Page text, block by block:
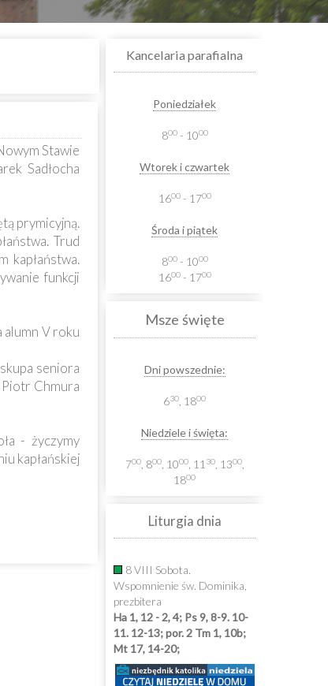
Stawie
Sadłocha
prymicyjną.
Trud
kapłaństwa.
funkcji
alumn V roku
seniora
Piotr Chmura
- życzymy
kapłańskiej
Kancelaria parafialna
Poniedziałek
800- 1000
Wtorek i czwartek
1600- 1700
Środa i piątek
800- 1000
1600- 1700
Msze święte
Dni powszednie:
630 , 1800
Niedziele i święta:
700, 800, 1000, 11 30, 1300,
1800
Liturgia dnia
8 VIII Sobota.
Wspomnienie św. Dominika,
prezbitera
Ha 1, 12 - 2, 4; Ps 9, 8-9. 10-
11. 12-13; por. 2 Tm 1, 10b;
Mt 17, 14-20;